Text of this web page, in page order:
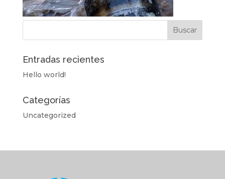
Entradas recientes
Hello world!
Categorías
Uncategorized